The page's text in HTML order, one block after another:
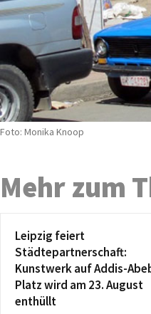
Foto: Monika Knoop
Mehr zum
Leipzig feiert
Städtepartnerschaft:
Kunstwerk auf Addis-
Platz wird am 23. August
enthüllt